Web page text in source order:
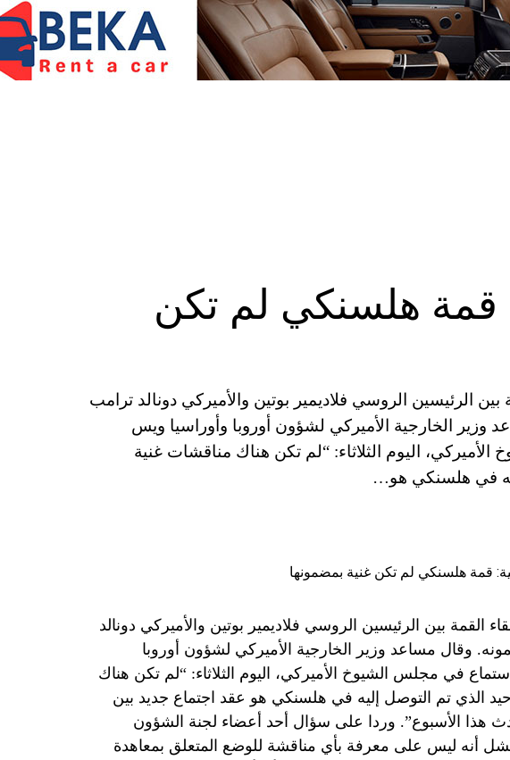
قمة هلسنكي لم تكن
بين الرئيسين الروسي فلاديمير بوتين والأميركي دونالد ترامب
الخارجية الأميركي لشؤون أوروبا وأوراسيا ويس
اليوم الثلاثاء: “لم تكن هناك مناقشات غنية
في هلسنكي هو…
القمة بين الرئيسين الروسي فلاديمير بوتين والأميركي دونالد
وقال مساعد وزير الخارجية الأميركي لشؤون أوروبا
في مجلس الشيوخ الأميركي، اليوم الثلاثاء: “لم تكن هناك
الذي تم التوصل إليه في هلسنكي هو عقد اجتماع جديد بين
هذا الأسبوع”. وردا على سؤال أحد أعضاء لجنة الشؤون
أنه ليس على معرفة بأي مناقشة للوضع المتعلق بمعاهدة